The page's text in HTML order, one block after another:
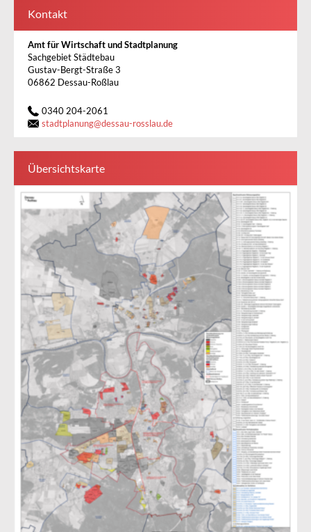
Kontakt
Amt für Wirtschaft und Stadtplanung
Sachgebiet Städtebau
Gustav-Bergt-Straße 3
06862 Dessau-Roßlau
0340 204-2061
stadtplanung@dessau-rosslau.de
Übersichtskarte